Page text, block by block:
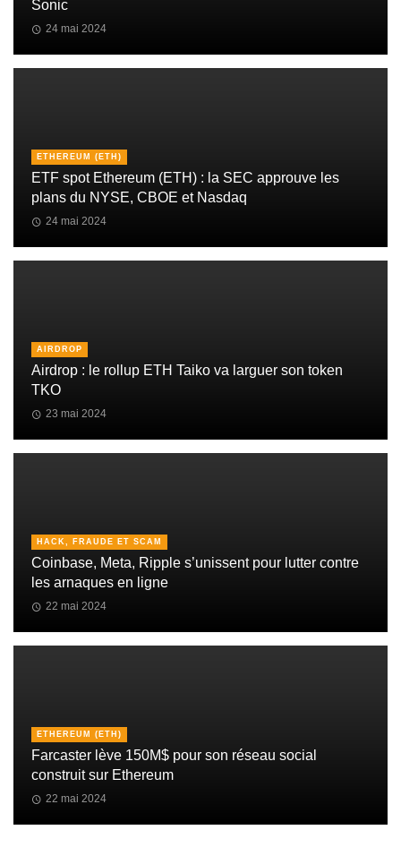
Sonic
24 mai 2024
ETHEREUM (ETH)
ETF spot Ethereum (ETH) : la SEC approuve les
plans du NYSE, CBOE et Nasdaq
24 mai 2024
AIRDROP
Airdrop : le rollup ETH Taiko va larguer son token
TKO
23 mai 2024
HACK, FRAUDE ET SCAM
Coinbase, Meta, Ripple s’unissent pour lutter contre
les arnaques en ligne
22 mai 2024
ETHEREUM (ETH)
Farcaster lève 150M$ pour son réseau social
construit sur Ethereum
22 mai 2024